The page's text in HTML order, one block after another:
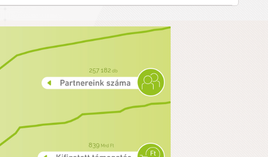
257 182 db
839 Mrd Ft